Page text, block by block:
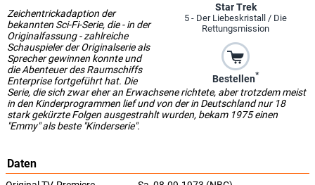
Star Trek
5 - Der Liebeskristall / Die
Rettungsmission
Bestellen*
Zeichentrickadaption der
bekannten Sci-Fi-Serie, die - in der
Originalfassung - zahlreiche
Schauspieler der Originalserie als
Sprecher gewinnen konnte und
die Abenteuer des Raumschiffs
Enterprise fortgeführt hat. Die
Serie, die sich zwar eher an Erwachsene richtete, aber trotzdem meist
in den Kinderprogrammen lief und von der in Deutschland nur 18
stark gekürzte Folgen ausgestrahlt wurden, bekam 1975 einen
"Emmy" als beste "Kinderserie".
Daten